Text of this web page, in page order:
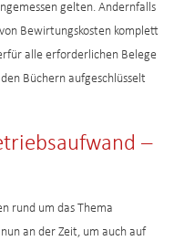
gelten. Andernfalls
Bewirtungskosten komplett
alle erforderlichen Belege
Büchern aufgeschlüsselt
–
rund um das Thema
an der Zeit, um auch auf